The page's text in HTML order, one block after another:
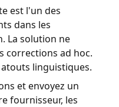
est l'un des
dans les
La solution ne
corrections ad hoc.
linguistiques.
et envoyez un
fournisseur, les